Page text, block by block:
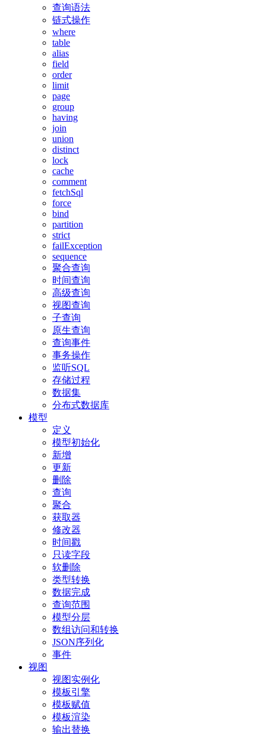
查询语法
链式操作
where
table
alias
field
order
limit
page
group
having
join
union
distinct
lock
cache
comment
fetchSql
force
bind
partition
strict
failException
sequence
聚合查询
时间查询
高级查询
视图查询
子查询
原生查询
查询事件
事务操作
监听SQL
存储过程
数据集
分布式数据库
模型
定义
模型初始化
新增
更新
删除
查询
聚合
获取器
修改器
时间戳
只读字段
软删除
类型转换
数据完成
查询范围
模型分层
数组访问和转换
JSON序列化
事件
视图
视图实例化
模板引擎
模板赋值
模板渲染
输出替换